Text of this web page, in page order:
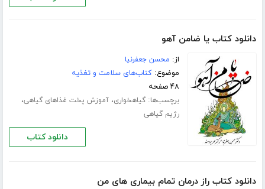
دانلود کتاب یا ضامن آهو
از: محسن جعفرنیا
موضوع:کتاب‌های سلامت و تغذیه
۴۸ صفحه
برچسب‌ها:گیاهخواری،آموزش پخت غذاهای گیاهی،
رژیم گیاهی
دانلود کتاب
دانلود کتاب راز درمان تمام بیماری های من